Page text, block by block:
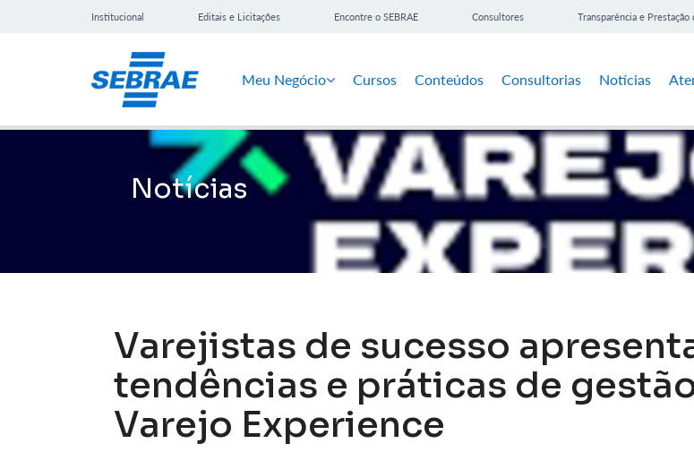
Institucional Editais e Licitações Encontre o SEBRAE Consultores Transparência e Prestação
Meu Negócio Cursos Conteúdos Consultorias Notícias
Notícias
Varejistas de sucesso
tendências e práticas de
Varejo Experience